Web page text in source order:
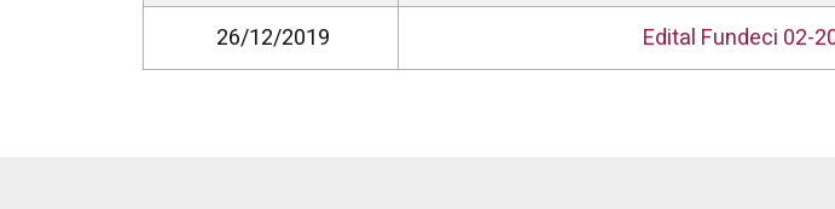
26/12/2019
Edital Fundeci 02-